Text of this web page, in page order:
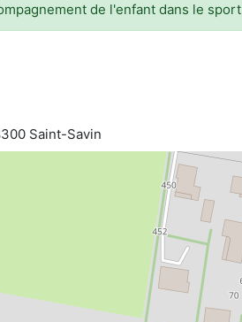
de l'enfant dans le sport
Saint-Savin